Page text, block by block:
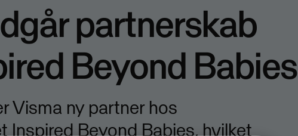
partnerskab
Beyond Babies
Visma ny partner hos
Beyond Babies, hvilket